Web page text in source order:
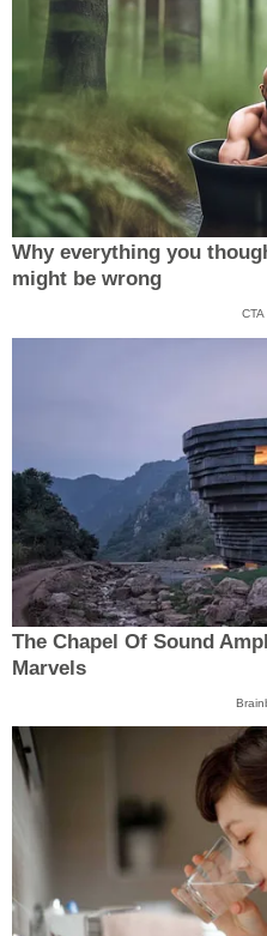
Why everything you
might be wrong
The Chapel Of Sound
Marvels